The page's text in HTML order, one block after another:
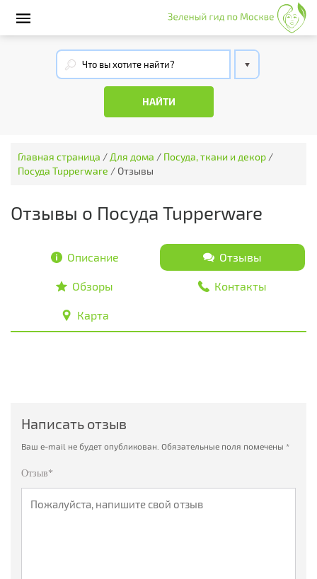
Главная страница / Для дома / Посуда, ткани и декор /
Посуда Tupperware / Отзывы
Отзывы о Посуда Tupperware
Описание Отзывы
Обзоры Контакты
Карта
Написать отзыв
Ваш e-mail не будет опубликован. Обязательные поля помечены *
Отзыв*